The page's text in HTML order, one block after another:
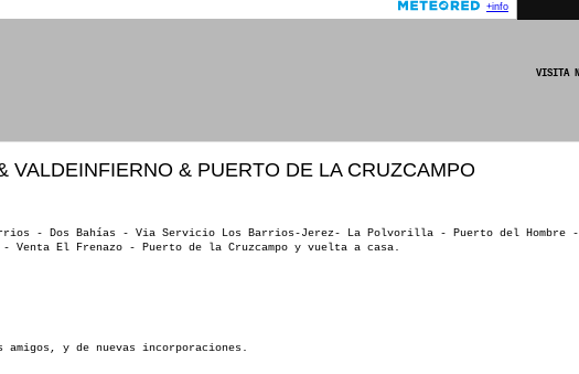
VISITA NUESTRA PAGINA OFICIAL DE FACEBOOK
VALDEINFIERNO & PUERTO DE LA CRUZCAMPO
- Dos Bahías - Via Servicio Los Barrios-Jerez- La Polvorilla - Puerto del Hombre -
Venta El Frenazo - Puerto de la Cruzcampo y vuelta a casa.
amigos, y de nuevas incorporaciones.